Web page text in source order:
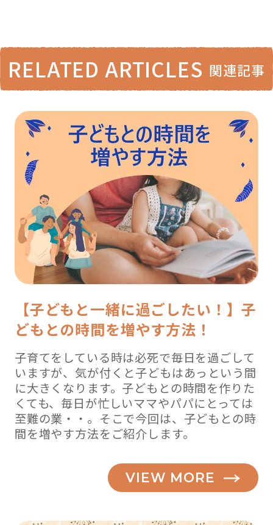
RELATED ARTICLES 関連記事
【子どもと一緒に過ごしたい！】子
どもとの時間を増やす方法！
子育てをしている時は必死で毎日を過ごして
いますが、気が付くと子どもはあっという間
に大きくなります。子どもとの時間を作りた
くても、毎日が忙しいママやパパにとっては
至難の業・・。そこで今回は、子どもとの時
間を増やす方法をご紹介します。
VIEW MORE